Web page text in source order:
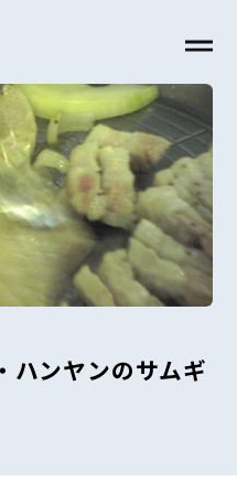
ンヤンのサムギ